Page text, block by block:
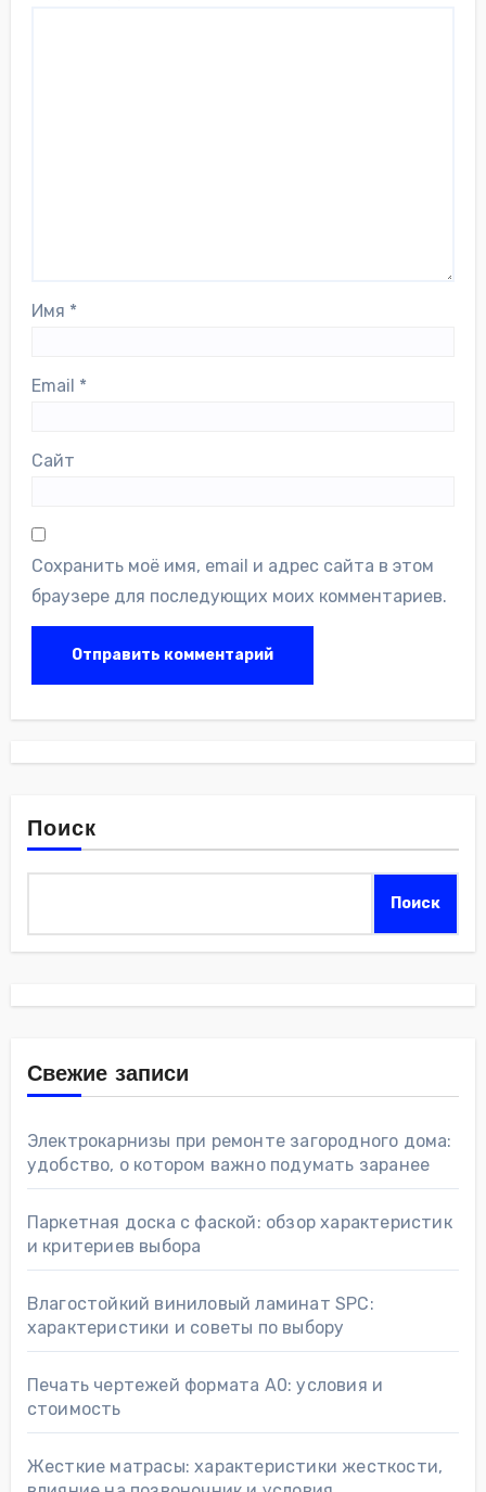
Имя *
Email *
Сайт
Сохранить моё имя, email и адрес сайта в этом
браузере для последующих моих комментариев.
Поиск
Поиск
Свежие записи
Электрокарнизы при ремонте загородного дома:
удобство, о котором важно подумать заранее
Паркетная доска с фаской: обзор характеристик
и критериев выбора
Влагостойкий виниловый ламинат SPC:
характеристики и советы по выбору
Печать чертежей формата А0: условия и
стоимость
Жесткие матрасы: характеристики жесткости,